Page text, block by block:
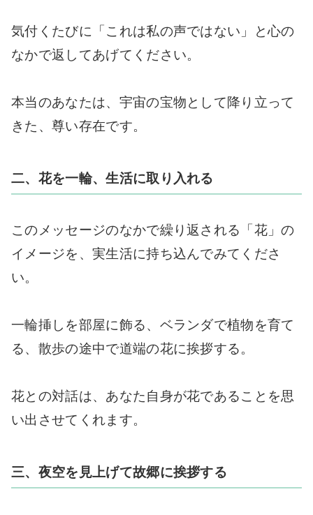
気付くたびに「これは私の声ではない」と心の
なかで返してあげてください。
本当のあなたは、宇宙の宝物として降り立って
きた、尊い存在です。
二、花を一輪、生活に取り入れる
このメッセージのなかで繰り返される「花」の
イメージを、実生活に持ち込んでみてくださ
い。
一輪挿しを部屋に飾る、ベランダで植物を育て
る、散歩の途中で道端の花に挨拶する。
花との対話は、あなた自身が花であることを思
い出させてくれます。
三、夜空を見上げて故郷に挨拶する